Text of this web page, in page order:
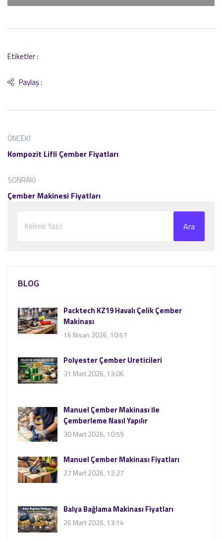
Etiketler :
Paylaş :
ÖNCEKI
Kompozit Lifli Çember Fiyatları
SONRAKI
Çember Makinesi Fiyatları
Ara
BLOG
Packtech KZ19 Havalı Çelik Çember
Makinası
16 Nisan 2026, 10:57
Polyester Çember Üreticileri
31 Mart 2026, 13:06
Manuel Çember Makinası İle
Çemberleme Nasıl Yapılır
30 Mart 2026, 10:59
Manuel Çember Makinası Fiyatları
27 Mart 2026, 12:27
Balya Bağlama Makinası Fiyatları
26 Mart 2026, 13:14